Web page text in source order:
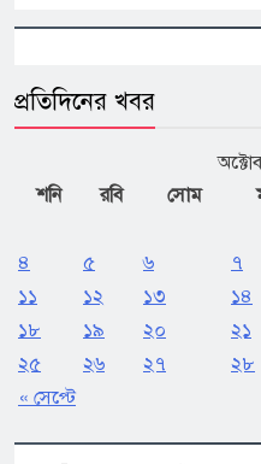
প্রতিদিনের খবর
শনি
রবি সোম
« সেপ্টে
৪
৫ ৬ ৭
১১
১২ ১৩ ১৪
১৮
১৯ ২০ ২১
২৫
২৬ ২৭ ২৮